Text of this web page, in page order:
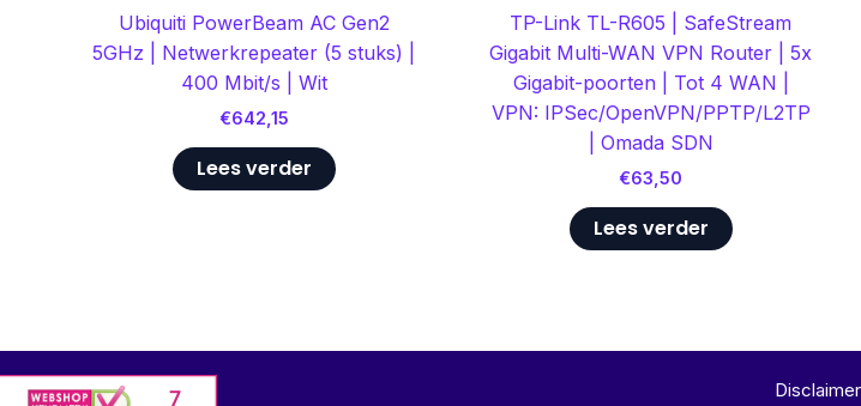
Ubiquiti PowerBeam AC Gen2
5GHz | Netwerkrepeater (5 stuks) |
400 Mbit/s | Wit
€642,15
Lees verder
TP-Link TL-R605 | SafeStream
Gigabit Multi-WAN VPN Router | 5x
Gigabit-poorten | Tot 4 WAN |
VPN: IPSec/OpenVPN/PPTP/L2TP
| Omada SDN
€63,50
Lees verder
Disclaimer